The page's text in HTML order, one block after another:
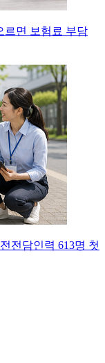
르면 보험료 부담
전담인력 613명 첫